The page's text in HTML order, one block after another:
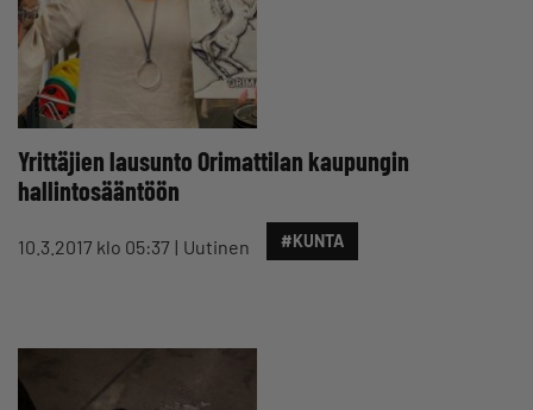
Yrittäjien lausunto Orimattilan kaupungin
hallintosääntöön
10.3.2017 klo 05:37 Uutinen #KUNTA